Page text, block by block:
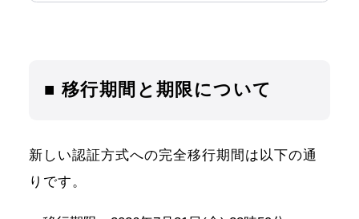
■ 移行期間と期限について
新しい認証方式への完全移行期間は以下の通
りです。